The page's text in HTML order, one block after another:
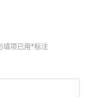
填项已用*标注